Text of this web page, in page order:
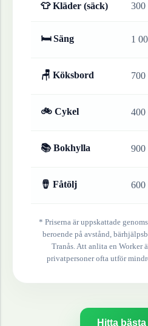
👕 Kläder (säck) 300
🛏 Säng 1
🪑 Köksbord
🚲 Cykel 400
📚 Bokhylla 900
🪘 Fåtölj 600
* Priserna är uppskattade
beroende på avstånd,
Tranås. Att anlita en Worker
privatpersoner ofta utför
Hitta